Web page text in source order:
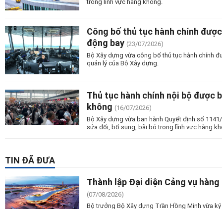
Công bố thủ tục hành chính
động bay (23/07/2026)
Bộ Xây dựng vừa công bố thủ tục hành chính
quản lý của Bộ Xây dựng.
Thủ tục hành chính nội bộ được
không (16/07/2026)
Bộ Xây dựng vừa ban hành Quyết định số
sửa đổi, bổ sung, bãi bỏ trong lĩnh vực hàng
TIN ĐÃ ĐƯA
Thành lập Đại diện Cảng vụ
(07/08/2026)
Bộ trưởng Bộ Xây dựng Trần Hồng Minh vừa